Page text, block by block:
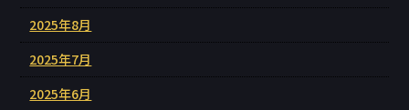
2025年8月
2025年7月
2025年6月